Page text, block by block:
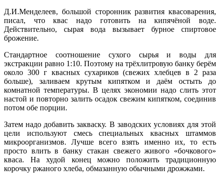
Д.И.Менделеев, большой сторонник развития квасоварения,
писал, что квас надо готовить на кипячёной воде.
Действительно, сырая вода вызывает бурное спиртовое
брожение.
Стандартное соотношение сухого сырья и воды для
экстракции равно 1:10. Поэтому на трёхлитровую банку берём
около 300 г квасных сухариков (свежих хлебцев в 2 раза
больше), заливаем крутым кипятком и даём остыть до
комнатной температуры. В целях экономии надо слить этот
настой и повторно залить осадок свежим кипятком, соединив
потом обе порции.
Затем надо добавить закваску. В заводских условиях для этой
цели используют смесь специальных квасных штаммов
микроорганизмов. Лучше всего взять именно их, то есть
просто влить в банку стакан свежего живого «бочкового»
кваса. На худой конец можно положить традиционную
корочку ржаного хлеба, обмазанную обычными дрожжами.